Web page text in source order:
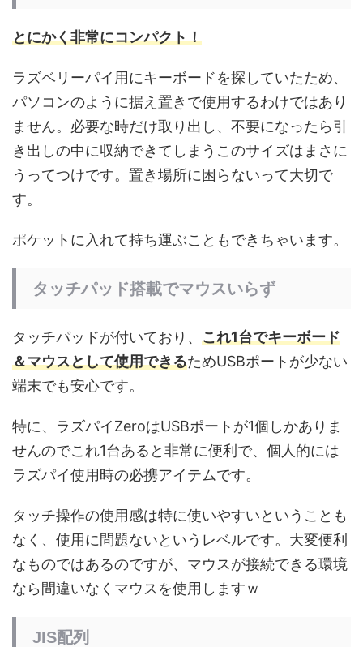
とにかく非常にコンパクト！
ラズベリーパイ用にキーボードを探していたため、
パソコンのように据え置きで使用するわけではあり
ません。必要な時だけ取り出し、不要になったら引
き出しの中に収納できてしまうこのサイズはまさに
うってつけです。置き場所に困らないって大切で
す。
ポケットに入れて持ち運ぶこともできちゃいます。
タッチパッド搭載でマウスいらず
タッチパッドが付いており、 これ1台でキーボード
＆マウスとして使用できるためUSBポートが少ない
端末でも安心です。
特に、ラズパイZeroはUSBポートが1個しかありま
せんのでこれ1台あると非常に便利で、個人的には
ラズパイ使用時の必携アイテムです。
タッチ操作の使用感は特に使いやすいということも
なく、使用に問題ないというレベルです。大変便利
なものではあるのですが、マウスが接続できる環境
なら間違いなくマウスを使用しますｗ
JIS配列